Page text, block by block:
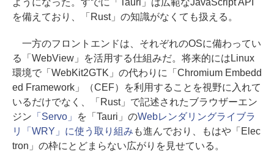
を備えており、「Rust」の知識がなくても扱える。
一方のフロントエンドは、それぞれのOSに備わってい
る「WebView」を活用する仕組みだ。将来的にはLinux
環境で「WebKit2GTK」の代わりに「Chromium Embedd
ed Framework」（CEF）を利用することを視野に入れて
いるだけでなく、「Rust」で記述されたブラウザーエン
ジン 「Servo」 を「Tauri」のWebレンダリングライブラ
リ「WRY」に使う取り組み も進んでおり、もはや「Elec
tron」の枠にとどまらない広がりを見せている。